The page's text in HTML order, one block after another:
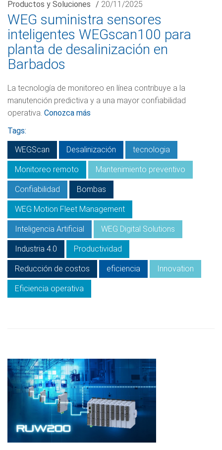
Productos y Soluciones / 20/11/2025
WEG suministra sensores
inteligentes WEGscan100 para
planta de desalinización en
Barbados
La tecnología de monitoreo en línea contribuye a la
manutención predictiva y a una mayor confiabilidad
operativa. Conozca más
Tags:
WEGScan
Desalinización tecnologia
Monitoreo remoto Mantenimiento preventivo
Confiabilidad Bombas
WEG Motion Fleet Management
Inteligencia Artificial WEG Digital Solutions
Industria 4.0 Productividad
Reducción de costos eficiencia Innovation
Eficiencia operativa